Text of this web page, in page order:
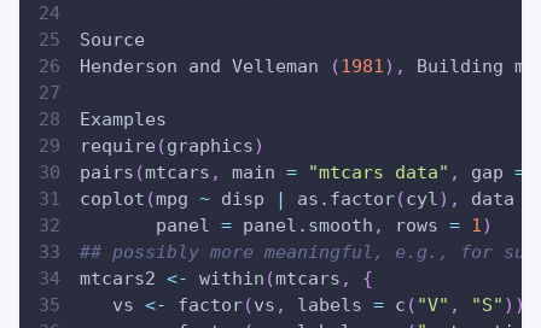
Source
Henderson and Velleman
(1981) , Building
Examples
require (graphics)
pairs (mtcars , main = "mtcars data" , gap =
coplot (mpg ~ disp | as.factor(cyl) , data
       panel
= panel.smooth , rows = 1)
## possibly more meaningful, e.g., for
mtcars2 <- within (mtcars ,
{
   vs
<- factor(vs , labels = c ( "V" , "S" ) )